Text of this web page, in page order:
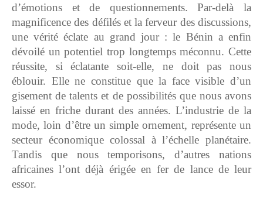
d’émotions et de questionnements.Par-delà la
magnificence des défilés et la ferveur des discussions,
une vérité éclate au grand jour : le Bénin a enfin
dévoilé un potentiel trop longtemps méconnu. Cette
réussite, si éclatante soit-elle, ne doit pas nous
éblouir. Elle ne constitue que la face visible d’un
gisement de talents et de possibilités que nous avons
laissé en friche durant des années. L’industrie de la
mode, loin d’être un simple ornement, représente un
secteur économique colossal à l’échelle planétaire.
Tandis que nous temporisons, d’autres nations
africaines l’ont déjà érigée en fer de lance de leur
essor.